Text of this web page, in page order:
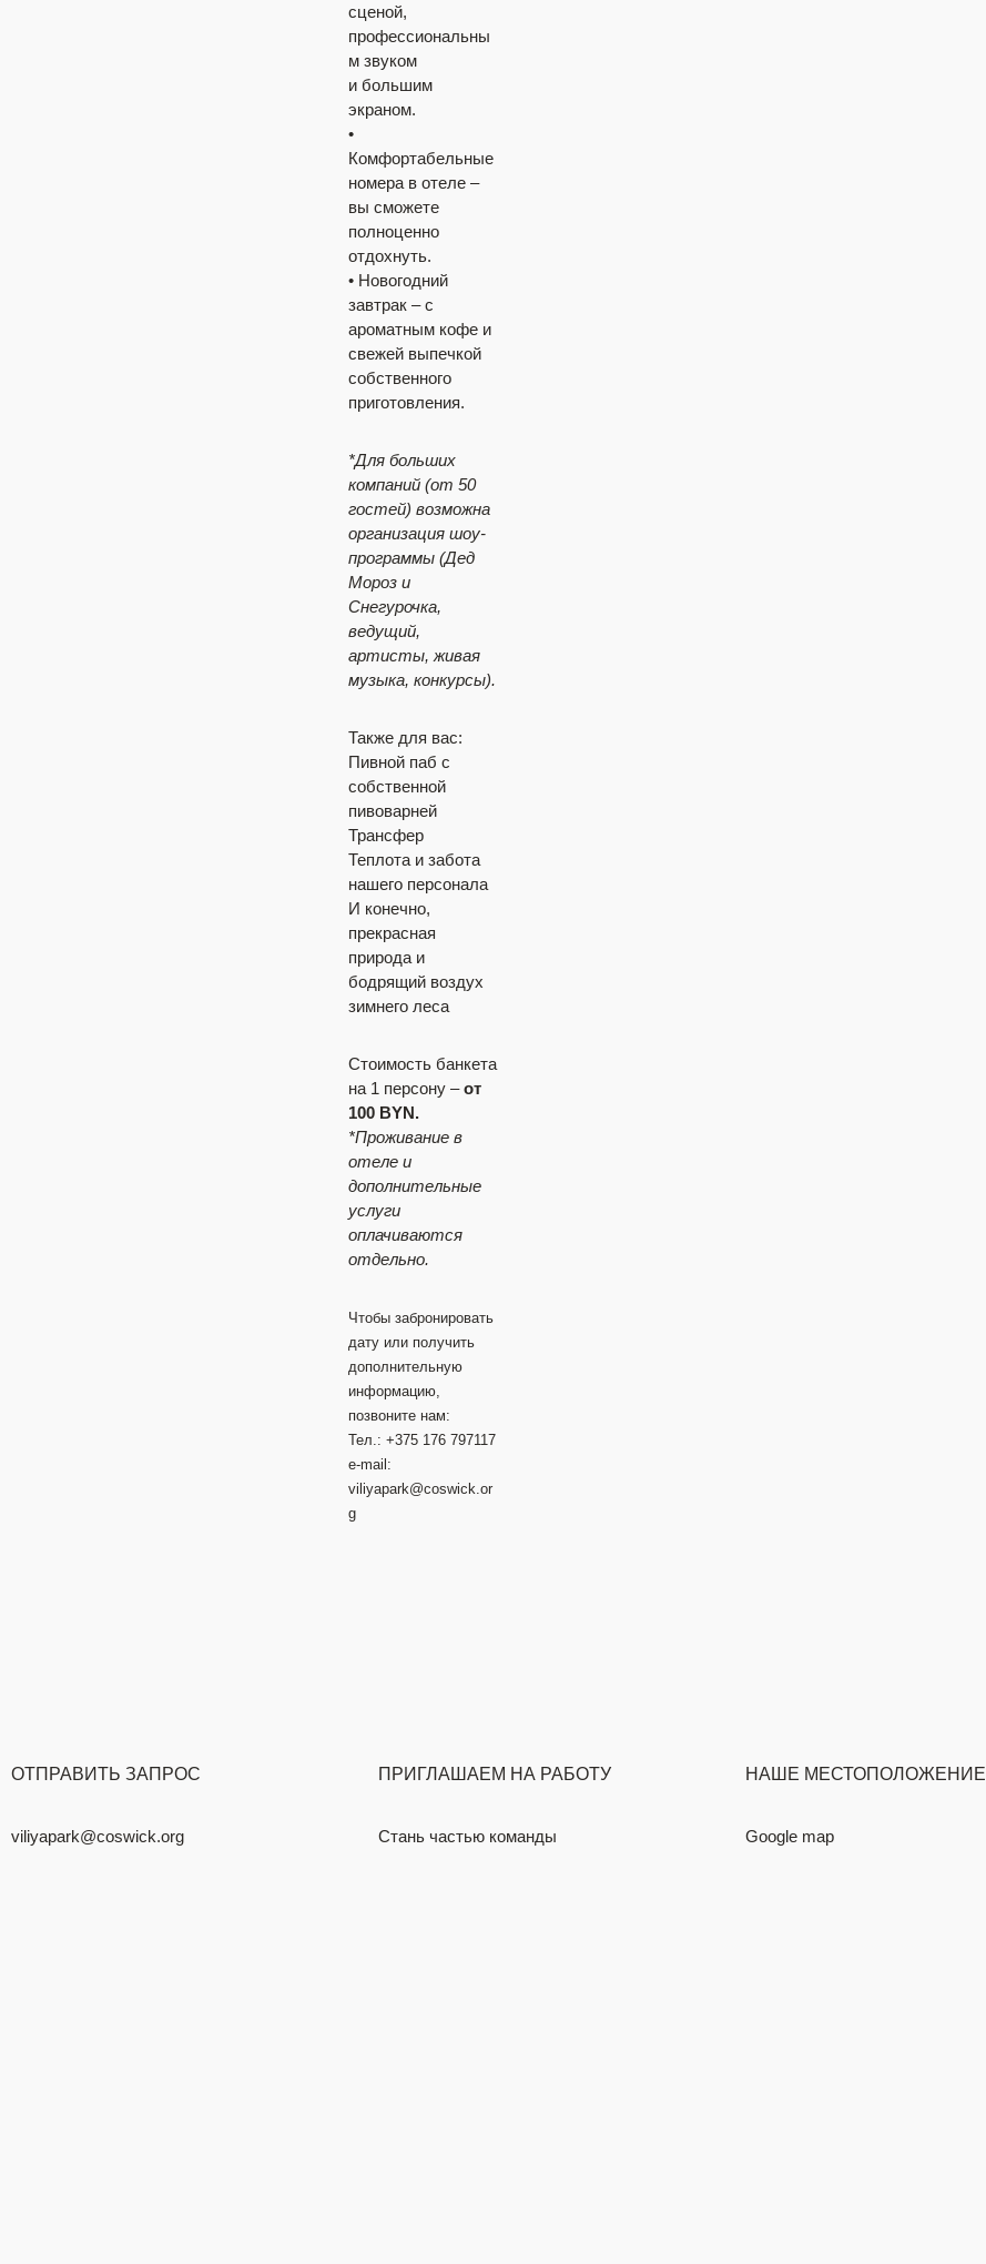
сценой,
профессиональны
м звуком
и большим
экраном.
•
Комфортабельные
номера в отеле –
вы сможете
полноценно
отдохнуть.
• Новогодний
завтрак – с
ароматным кофе и
свежей выпечкой
собственного
приготовления.
*Для больших
компаний (от 50
гостей) возможна
организация шоу-
программы (Дед
Мороз и
Снегурочка,
ведущий,
артисты, живая
музыка, конкурсы).
Также для вас:
Пивной паб с
собственной
пивоварней
Трансфер
Теплота и забота
нашего персонала
И конечно,
прекрасная
природа и
бодрящий воздух
зимнего леса
Стоимость банкета
на 1 персону –от
100 BYN.
*Проживание в
отеле и
дополнительные
услуги
оплачиваются
отдельно.
Чтобы забронировать
дату или получить
дополнительную
информацию,
позвоните нам:
Тел.: +375 176 797117
e-mail:
viliyapark@coswick.or
g
ОТПРАВИТЬ ЗАПРОС
viliyapark@coswick.org
ПРИГЛАШАЕМ НА РАБОТУ
Стань частью команды
НАШЕ МЕСТОПОЛОЖЕНИЕ
Google map